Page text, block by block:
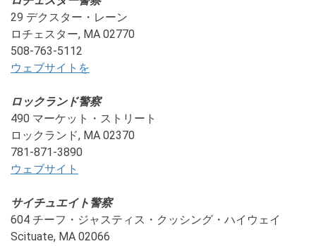
29 デクスター・レーン
ロチェスター, MA 02770
508-763-5112
ウェブサイトを
ロックランド警察
490 マーケット・ストリート
ロックランド, MA 02370
781-871-3890
ウェブサイト
サイチュエイト警察
604 チーフ・ジャスティス・クッシング・ハイウェイ
Scituate, MA 02066